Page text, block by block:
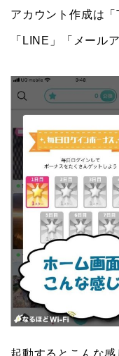
アカウント作成は
「LINE」「メール